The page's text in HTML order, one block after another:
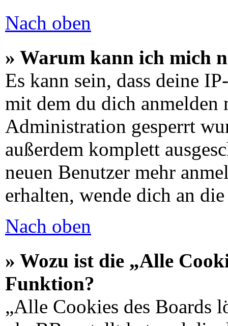
Nach oben
» Warum kann ich mich
Es kann sein, dass deine
mit dem du dich anmelden
Administration gesperrt
außerdem komplett
neuen Benutzer mehr
erhalten, wende dich an
Nach oben
» Wozu ist die „Alle
Funktion?
„Alle Cookies des Boards